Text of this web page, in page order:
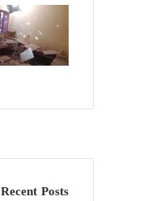
Recent Posts